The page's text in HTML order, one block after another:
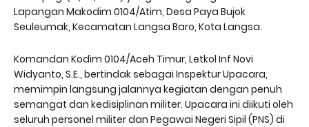
Lapangan Makodim 0104/Atim, Desa Paya Bujok
Seuleumak, Kecamatan Langsa Baro, Kota Langsa.
Komandan Kodim 0104/Aceh Timur, Letkol Inf Novi
Widyanto, S.E., bertindak sebagai Inspektur Upacara,
memimpin langsung jalannya kegiatan dengan penuh
semangat dan kedisiplinan militer. Upacara ini diikuti oleh
seluruh personel militer dan Pegawai Negeri Sipil (PNS) di